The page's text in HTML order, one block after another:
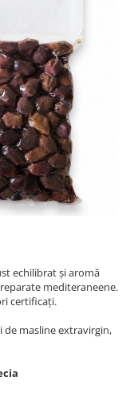
echilibrat și aromă
mediteraneene.
certificați.
de masline extravirgin,